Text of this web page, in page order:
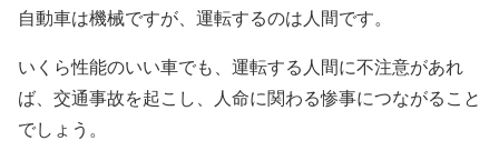
自動車は機械ですが、運転するのは人間です。
いくら性能のいい車でも、運転する人間に不注意があれ
ば、交通事故を起こし、人命に関わる惨事につながること
でしょう。